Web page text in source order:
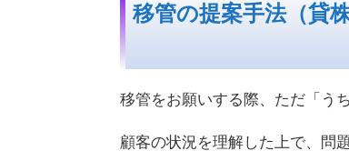
移管の提案手法（貸
移管をお願いする際、ただ「う
顧客の状況を理解した上で、問